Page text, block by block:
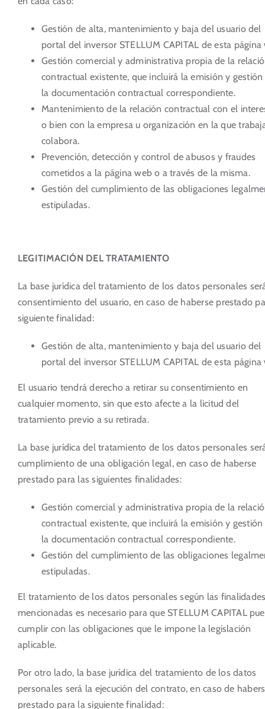
Gestión de alta, mantenimiento y baja del usuario del
portal del inversor STELLUM CAPITAL de esta página
Gestión comercial y administrativa propia de la
contractual existente, que incluirá la emisión y gestión
la documentación contractual correspondiente.
Mantenimiento de la relación contractual con el
o bien con la empresa u organización en la que
colabora.
Prevención, detección y control de abusos y fraudes
cometidos a la página web o a través de la misma.
Gestión del cumplimiento de las obligaciones
estipuladas.
LEGITIMACIÓN DEL TRATAMIENTO
La base jurídica del tratamiento de los datos personales
consentimiento del usuario, en caso de haberse prestado
siguiente finalidad:
Gestión de alta, mantenimiento y baja del usuario del
portal del inversor STELLUM CAPITAL de esta página
El usuario tendrá derecho a retirar su consentimiento en
cualquier momento, sin que esto afecte a la licitud del
tratamiento previo a su retirada.
La base jurídica del tratamiento de los datos personales
cumplimiento de una obligación legal, en caso de haberse
prestado para las siguientes finalidades:
Gestión comercial y administrativa propia de la
contractual existente, que incluirá la emisión y gestión
la documentación contractual correspondiente.
Gestión del cumplimiento de las obligaciones
estipuladas.
El tratamiento de los datos personales según las
mencionadas es necesario para que STELLUM CAPITAL
cumplir con las obligaciones que le impone la legislación
aplicable.
Por otro lado, la base jurídica del tratamiento de los datos
personales será la ejecución del contrato, en caso de
prestado para la siguiente finalidad: